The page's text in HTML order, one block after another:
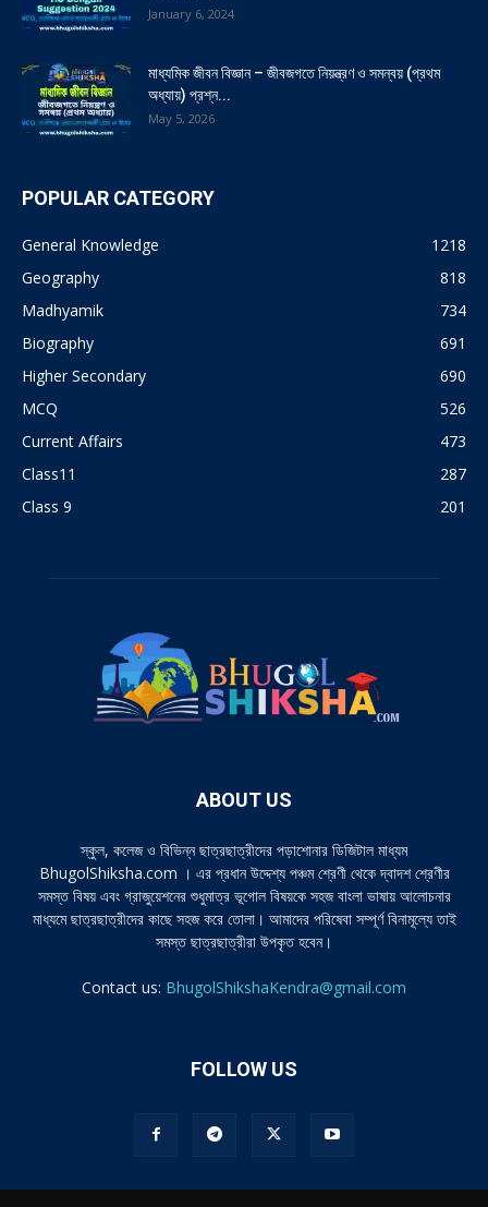
January 6, 2024
মাধ্যমিক জীবন বিজ্ঞান – জীবজগতে নিয়ন্ত্রণ ও সমন্বয় (প্রথম
অধ্যায়) প্রশ্ন...
May 5, 2026
POPULAR CATEGORY
General Knowledge
1218
Geography
818
Madhyamik
734
Biography
691
Higher Secondary
690
MCQ
526
Current Affairs
473
Class11
287
Class 9
201
ABOUT US
স্কুল, কলেজ ও বিভিন্ন ছাত্রছাত্রীদের পড়াশোনার ডিজিটাল মাধ্যম
BhugolShiksha.com । এর প্রধান উদ্দেশ্য পঞ্চম শ্রেণী থেকে দ্বাদশ শ্রেণীর
সমস্ত বিষয় এবং গ্রাজুয়েশনের শুধুমাত্র ভূগোল বিষয়কে সহজ বাংলা ভাষায় আলোচনার
মাধ্যমে ছাত্রছাত্রীদের কাছে সহজ করে তোলা। আমাদের পরিষেবা সম্পূর্ণ বিনামূল্যে তাই
সমস্ত ছাত্রছাত্রীরা উপকৃত হবেন।
Contact us: BhugolShikshaKendra@gmail.com
FOLLOW US